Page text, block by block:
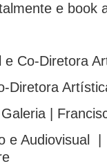
e book
e Co-Diretora
Diretora
|
e Audiovisual